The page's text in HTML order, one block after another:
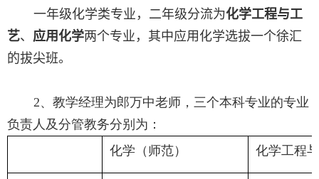
一年级化学类专业，二年级分流为化学工程与工
艺、 应用化学两个专业，其中应用化学选拔一个徐汇
的拔尖班。
2、教学经理为郎万中老师，三个本科专业的专业
负责人及分管教务分别为：
化学（师范）
化学工程